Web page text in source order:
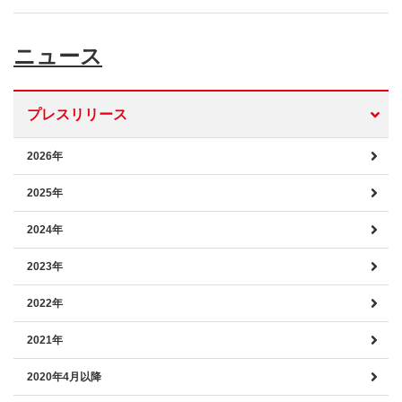
ニュース
プレスリリース
2026年
2025年
2024年
2023年
2022年
2021年
2020年4月以降